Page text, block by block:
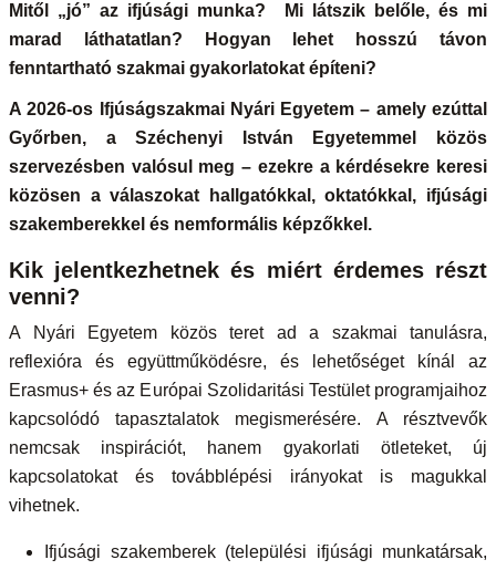
Mitől „jó” az ifjúsági munka? Mi látszik belőle, és mi
marad láthatatlan? Hogyan lehet hosszú távon
fenntartható szakmai gyakorlatokat építeni?
A 2026-os Ifjúságszakmai Nyári Egyetem – amely ezúttal
Győrben, a Széchenyi István Egyetemmel közös
szervezésben valósul meg – ezekre a kérdésekre keresi
közösen a válaszokat hallgatókkal, oktatókkal, ifjúsági
szakemberekkel és nemformális képzőkkel.
Kik jelentkezhetnek és miért érdemes részt
venni?
A Nyári Egyetem közös teret ad a szakmai tanulásra,
reflexióra és együttműködésre, és lehetőséget kínál az
Erasmus+ és az Európai Szolidaritási Testület programjaihoz
kapcsolódó tapasztalatok megismerésére. A résztvevők
nemcsak inspirációt, hanem gyakorlati ötleteket, új
kapcsolatokat és továbblépési irányokat is magukkal
vihetnek.
Ifjúsági szakemberek (települési ifjúsági munkatársak,